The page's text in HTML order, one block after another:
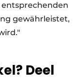
gewährleistet,
Deel